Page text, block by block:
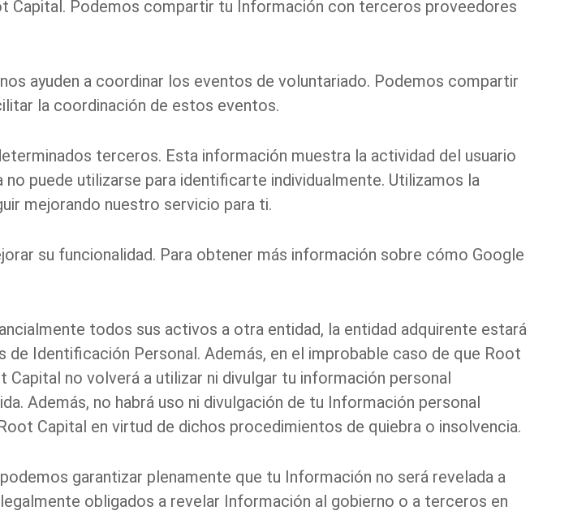
Capital. Podemos compartir tu Información con terceros proveedores
ayuden a coordinar los eventos de voluntariado. Podemos compartir
la coordinación de estos eventos.
terceros. Esta información muestra la actividad del usuario
puede utilizarse para identificarte individualmente. Utilizamos la
mejorando nuestro servicio para ti.
su funcionalidad. Para obtener más información sobre cómo Google
todos sus activos a otra entidad, la entidad adquirente estará
Identificación Personal. Además, en el improbable caso de que Root
no volverá a utilizar ni divulgar tu información personal
Además, no habrá uso ni divulgación de tu Información personal
Capital en virtud de dichos procedimientos de quiebra o insolvencia.
garantizar plenamente que tu Información no será revelada a
obligados a revelar Información al gobierno o a terceros en